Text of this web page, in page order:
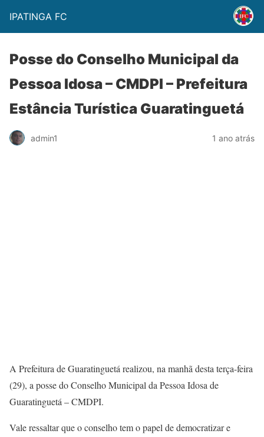
IPATINGA FC
Posse do Conselho Municipal da
Pessoa Idosa – CMDPI – Prefeitura
Estância Turística Guaratinguetá
admin1 1 ano atrás
A Prefeitura de Guaratinguetá realizou, na manhã desta terça-feira
(29), a posse do Conselho Municipal da Pessoa Idosa de
Guaratinguetá – CMDPI.
Vale ressaltar que o conselho tem o papel de democratizar e